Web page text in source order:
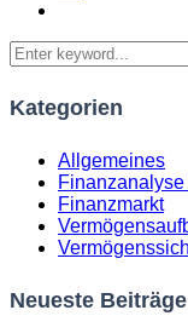
Kategorien
Allgemeines
Finanzmarkt
Neueste Beiträge